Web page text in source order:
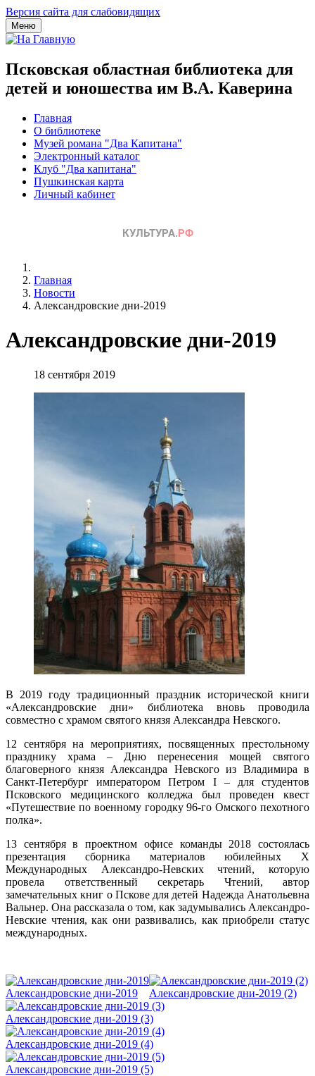
Версия сайта для слабовидящих
Меню
Псковская областная библиотека для
детей и юношества им В.А. Каверина
Главная
О библиотеке
Музей романа "Два Капитана"
Электронный каталог
Клуб "Два капитана"
Пушкинская карта
Личный кабинет
Главная
Новости
Александровские дни-2019
Александровские дни-2019
18 сентября 2019
В 2019 году традиционный праздник исторической книги
«Александровские дни» библиотека вновь проводила
совместно с храмом святого князя Александра Невского.
12 сентября на мероприятиях, посвященных престольному
празднику храма – Дню перенесения мощей святого
благоверного князя Александра Невского из Владимира в
Санкт-Петербург императором Петром I – для студентов
Псковского медицинского колледжа был проведен квест
«Путешествие по военному городку 96-го Омского пехотного
полка».
13 сентября в проектном офисе команды 2018 состоялась
презентация сборника материалов юбилейных X
Международных Александро-Невских чтений, которую
провела ответственный секретарь Чтений, автор
замечательных книг о Пскове для детей Надежда Анатольевна
Вальнер. Она рассказала о том, как задумывались Александро-
Невские чтения, как они развивались, как приобрели статус
международных.
Александровские дни-2019 Александровские дни-2019 (2)
Александровские дни-2019 (3)
Александровские дни-2019 (4)
Александровские дни-2019 (5)